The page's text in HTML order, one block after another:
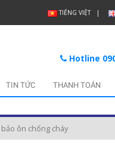
TIẾNG VIỆT
Hotline
TIN TỨC THANH TOÁN
ôn chống cháy